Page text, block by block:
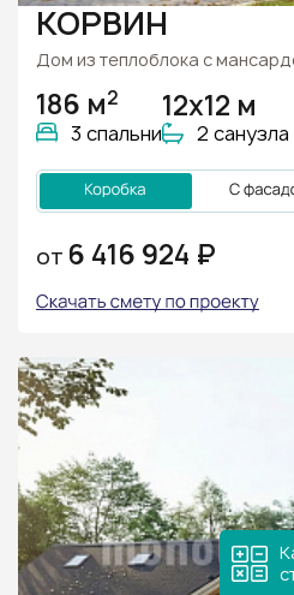
КОРВИН
Дом из теплоблока с
186 м2
3 спальни
12х12 м
2 санузла
ОТ 6 416 924 ₽